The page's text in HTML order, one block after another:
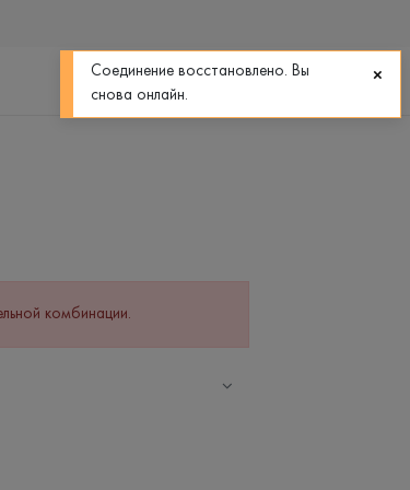
0
комбинации.
Соединение восстановлено. Вы
снова онлайн.